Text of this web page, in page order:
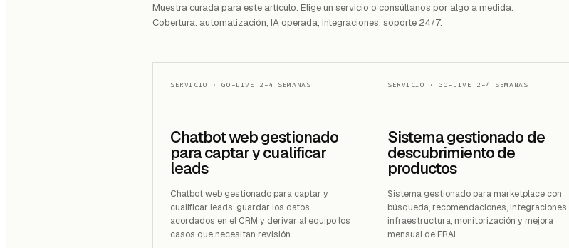
Muestra curada para este artículo. Elige un servicio o consúltanos por algo a medida.
Cobertura: automatización, IA operada, integraciones, soporte 24/7.
SERVICIO ·GO-LIVE 2-4 SEMANAS
Chatbot web gestionado
para captar y cualificar
leads
Chatbot web gestionado para captar y
cualificar leads, guardar los datos
acordados en el CRM y derivar al equipo los
casos que necesitan revisión.
SERVICIO ·GO-LIVE 2-4 SEMANAS
Sistema gestionado de
descubrimiento de
productos
Sistema gestionado para marketplace con
búsqueda, recomendaciones, integraciones,
infraestructura, monitorización y mejora
mensual de FRAI.